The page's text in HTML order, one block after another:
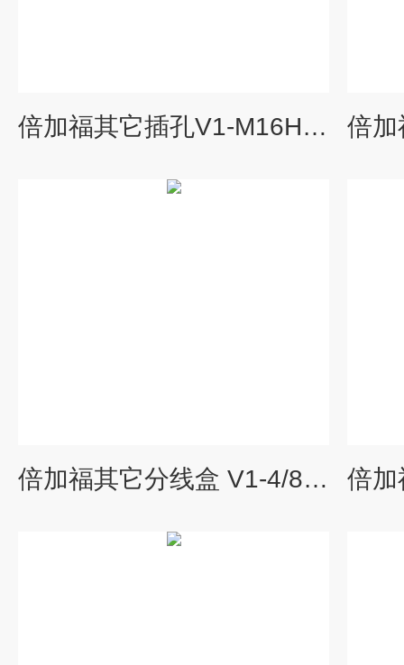
倍加福其它插孔V1-M16H-500*
倍加福其它分线盒 V1-4/8A-E2假一罚十